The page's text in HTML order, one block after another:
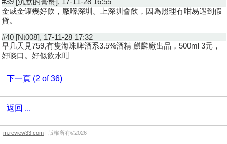
金威金罐幾好飲，廠喺深圳。上深圳會飲，因為照理冇咁易遇到假
貨。
#40 [Nt008], 17-11-28 17:32
早几天見759,有隻海珠啤酒系3.5%酒精 麒麟廠出品，500ml 3元，
好啖口。好似飲水咁
下一頁 (2 of 36)
返回 ...
m.review33.com | 版權所有©2026